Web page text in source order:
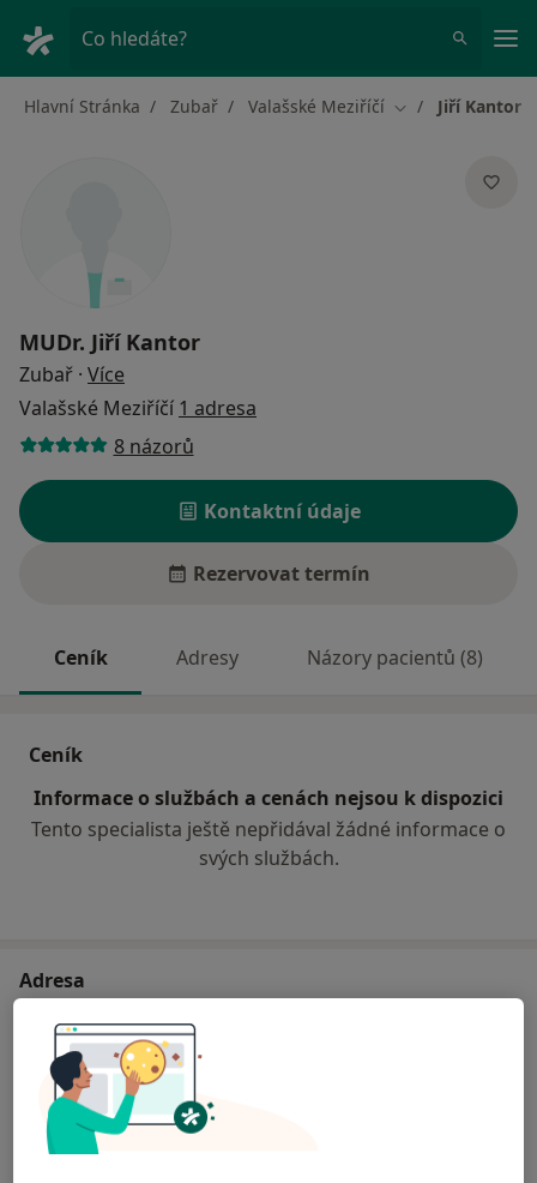
Co hledáte?
Hlavní Stránka Zubař Valašské Meziříčí Změna města
Jiří Kantor
MUDr. Jiří Kantor
Zubař · Více
Valašské Meziříčí 1 adresa
8 názorů
Kontaktní údaje
Rezervovat termín
Ceník Adresy Názory pacientů (8)
Ceník
Informace o službách a cenách nejsou k dispozici
Tento specialista ještě nepřidával žádné informace o
svých službách.
Adresa
Zubní lékař
Vrbenská 761,